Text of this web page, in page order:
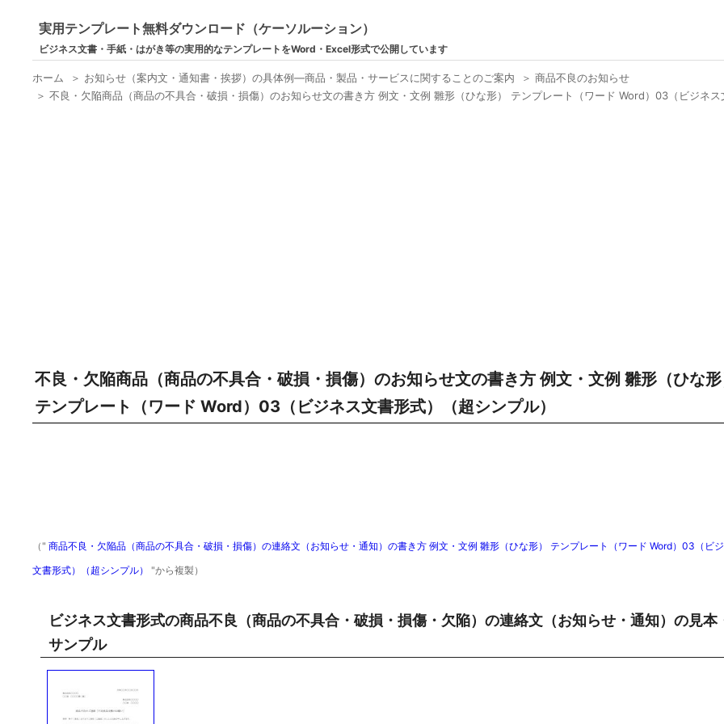
実用テンプレート無料ダウンロード（ケーソルーション）
ビジネス文書・手紙・はがき等の実用的なテンプレートをWord・Excel形式で公開しています
ホーム ＞ お知らせ（案内文・通知書・挨拶）の具体例―商品・製品・サービスに関することのご案内 ＞商品不良のお知らせ
＞不良・欠陥商品（商品の不具合・破損・損傷）のお知らせ文の書き方 例文・文例 雛形（ひな形） テンプレート（ワード Word）03（ビジネス
不良・欠陥商品（商品の不具合・破損・損傷）のお知らせ文の書き方 例文・文例 雛形（ひな形
テンプレート（ワード Word）03（ビジネス文書形式）（超シンプル）
（" 商品不良・欠陥品（商品の不具合・破損・損傷）の連絡文（お知らせ・通知）の書き方 例文・文例 雛形（ひな形） テンプレート（ワード Word）03（ビ
文書形式）（超シンプル）"から複製）
ビジネス文書形式の商品不良（商品の不具合・破損・損傷・欠陥）の連絡文（お知らせ・通知）の見本
サンプル